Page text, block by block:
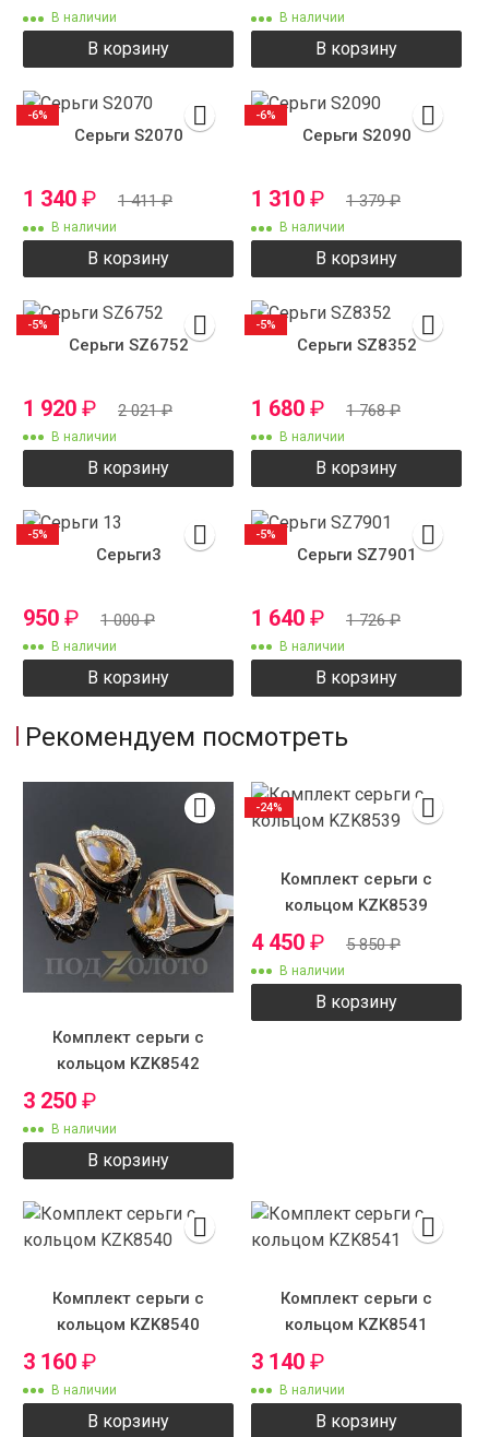
В наличии
В корзину
В наличии
В корзину
Серьги S2070
1 340 ₽ 1 411₽
В наличии
В корзину
-6%
Серьги S2090
1 310 ₽ 1 379₽
В наличии
В корзину
-6%
Серьги SZ6752
1 920 ₽ 2 021₽
В наличии
В корзину
-5%
Серьги SZ8352
1 680 ₽ 1 768₽
В наличии
В корзину
-5%
Серьги3
950 ₽ 1 000₽
В наличии
В корзину
-5%
Серьги SZ7901
1 640 ₽ 1 726₽
В наличии
В корзину
-5%
Рекомендуем посмотреть
Комплект серьги с
кольцом KZK8542
3 250 ₽
В наличии
В корзину
Комплект серьги с
кольцом KZK8539
4 450 ₽ 5 850₽
В наличии
В корзину
-24%
Комплект серьги с
кольцом KZK8540
3 160 ₽
В наличии
В корзину
Комплект серьги с
кольцом KZK8541
3 140 ₽
В наличии
В корзину